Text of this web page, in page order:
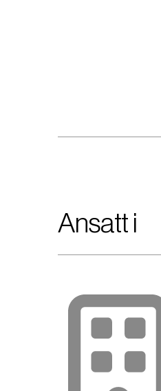
Ansatt i